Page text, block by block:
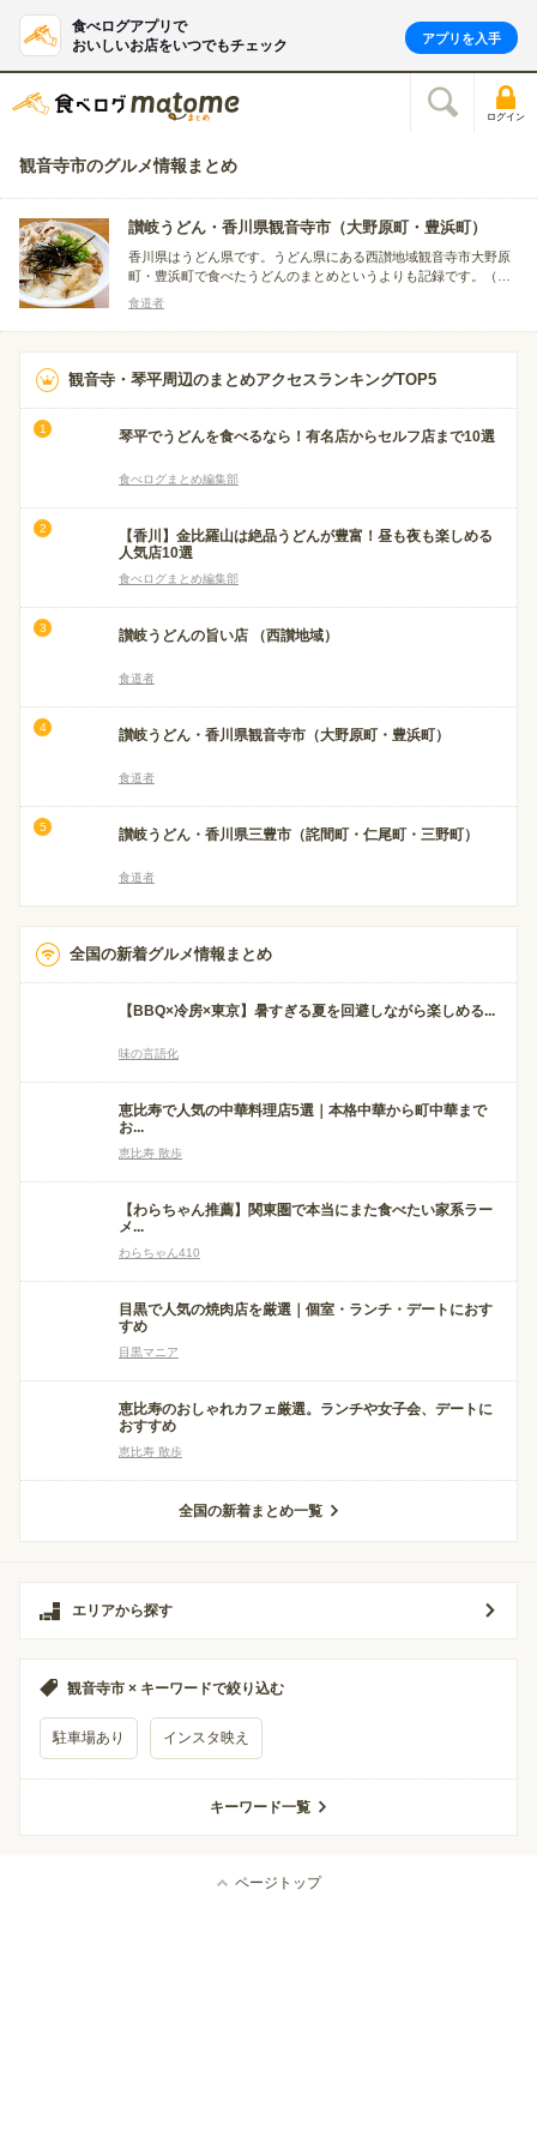
食べログアプリで
おいしいお店をいつでもチェック
アプリを入手
ログイン
観音寺市のグルメ情報まとめ
讃岐うどん・香川県観音寺市（大野原町・豊浜町）
香川県はうどん県です。うどん県にある西讃地域観音寺市大野原
町・豊浜町で食べたうどんのまとめというよりも記録です。（全
24店）※食べログ上では『このまとめ記事は食べログレビュアー
による口コミを参考にまとめました。』と記されていますが、そ
れらを参考にはしていなく、当該地域で食べた讃岐うどんの記録
です。
食道者
観音寺・琴平周辺のまとめアクセスランキングTOP5
琴平でうどんを食べるなら！有名店からセルフ店まで10選
食べログまとめ編集部
【香川】金比羅山は絶品うどんが豊富！昼も夜も楽しめる
人気店10選
食べログまとめ編集部
讃岐うどんの旨い店 （西讃地域）
食道者
讃岐うどん・香川県観音寺市（大野原町・豊浜町）
食道者
讃岐うどん・香川県三豊市（詫間町・仁尾町・三野町）
食道者
全国の新着グルメ情報まとめ
【BBQ×冷房×東京】暑すぎる夏を回避しながら楽しめる...
味の言語化
恵比寿で人気の中華料理店5選｜本格中華から町中華まで
お...
恵比寿 散歩
【わらちゃん推薦】関東圏で本当にまた食べたい家系ラー
メ...
わらちゃん410
目黒で人気の焼肉店を厳選｜個室・ランチ・デートにおす
すめ
目黒マニア
恵比寿のおしゃれカフェ厳選。ランチや女子会、デートに
おすすめ
恵比寿 散歩
全国の新着まとめ一覧
エリアから探す
観音寺市 × キーワードで絞り込む
駐車場あり インスタ映え
キーワード一覧
ページトップ